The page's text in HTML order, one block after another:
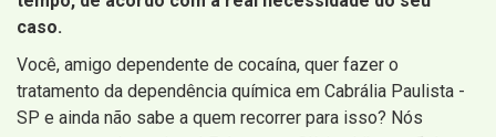
caso.
Você, amigo dependente de cocaína, quer fazer o
tratamento da dependência química em Cabrália Paulista -
SP e ainda não sabe a quem recorrer para isso? Nós